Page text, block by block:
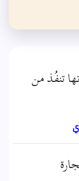
تنفُذ من